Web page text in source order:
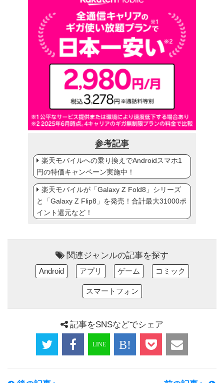
参考記事
楽天モバイルへの乗り換えでAndroidスマホ1
円の特価キャンペーン実施中！
楽天モバイルが「Galaxy Z Fold8」シリーズ
と「Galaxy Z Flip8」を発売！合計最大31000ポ
イント還元など！
関連ジャンルの記事を探す
Android アプリ ゲーム コミック
スマートフォン
記事をSNSなどでシェア